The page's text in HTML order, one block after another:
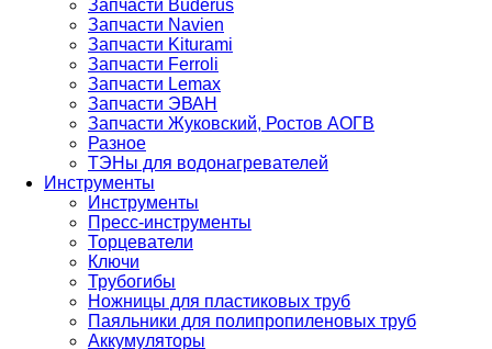
Запчасти Buderus
Запчасти Navien
Запчасти Kiturami
Запчасти Ferroli
Запчасти Lemax
Запчасти ЭВАН
Запчасти Жуковский, Ростов АОГВ
Разное
ТЭНы для водонагревателей
Инструменты
Инструменты
Пресс-инструменты
Торцеватели
Ключи
Трубогибы
Ножницы для пластиковых труб
Паяльники для полипропиленовых труб
Аккумуляторы